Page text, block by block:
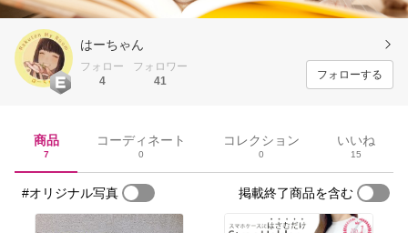
はーちゃん
フォロー
4
フォロワー
41
フォローする
商品
7
コーディネート
0
コレクション
0
いいね
15
#オリジナル写真 掲載終了商品を含む